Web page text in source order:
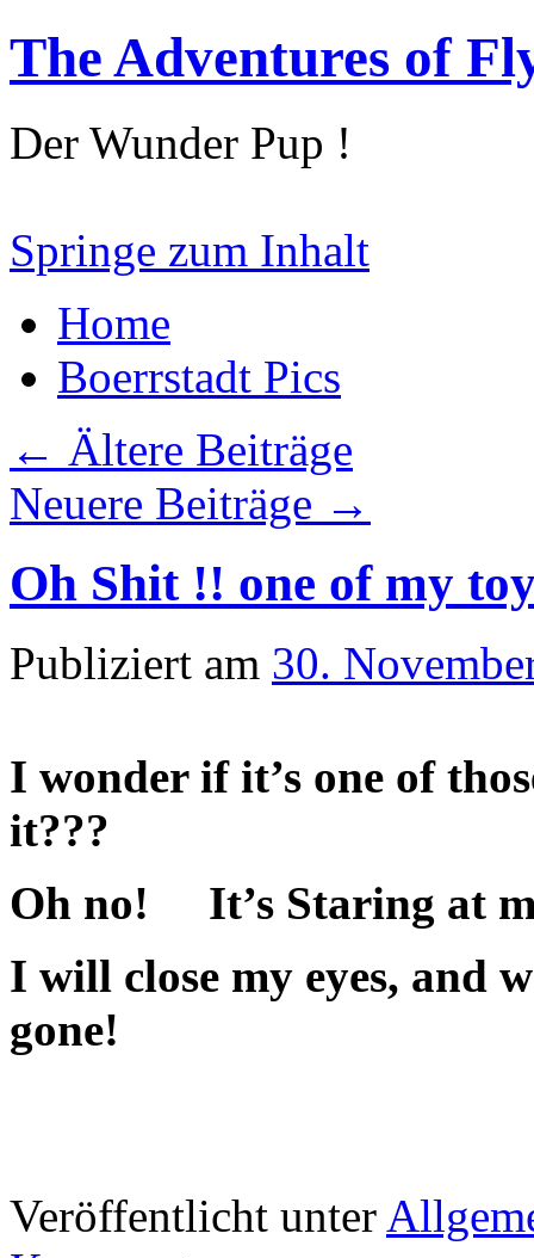
The Adventures of
Der Wunder Pup !
Springe zum Inhalt
Home
Boerrstadt Pics
← Ältere Beiträge
Neuere Beiträge →
Oh Shit !! one of my
Publiziert am 30.
I wonder if it’s one of
it???
Oh no! It’s Staring at
I will close my eyes, and
gone!
Veröffentlicht unter